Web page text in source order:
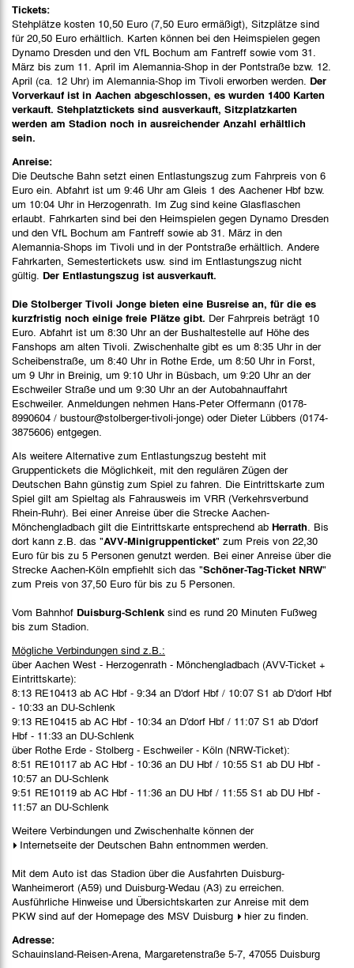
Tickets:
Stehplätze kosten 10,50 Euro (7,50 Euro ermäßigt), Sitzplätze sind
für 20,50 Euro erhältlich. Karten können bei den Heimspielen gegen
Dynamo Dresden und den VfL Bochum am Fantreff sowie vom 31.
März bis zum 11. April im Alemannia-Shop in der Pontstraße bzw. 12.
April (ca. 12 Uhr) im Alemannia-Shop im Tivoli erworben werden. Der
Vorverkauf ist in Aachen abgeschlossen, es wurden 1400 Karten
verkauft. Stehplatztickets sind ausverkauft, Sitzplatzkarten
werden am Stadion noch in ausreichender Anzahl erhältlich
sein.
Anreise:
Die Deutsche Bahn setzt einen Entlastungszug zum Fahrpreis von 6
Euro ein. Abfahrt ist um 9:46 Uhr am Gleis 1 des Aachener Hbf bzw.
um 10:04 Uhr in Herzogenrath. Im Zug sind keine Glasflaschen
erlaubt. Fahrkarten sind bei den Heimspielen gegen Dynamo Dresden
und den VfL Bochum am Fantreff sowie ab 31. März in den
Alemannia-Shops im Tivoli und in der Pontstraße erhältlich. Andere
Fahrkarten, Semestertickets usw. sind im Entlastungszug nicht
gültig. Der Entlastungszug ist ausverkauft.
Die Stolberger Tivoli Jonge bieten eine Busreise an, für die es
kurzfristig noch einige freie Plätze gibt. Der Fahrpreis beträgt 10
Euro. Abfahrt ist um 8:30 Uhr an der Bushaltestelle auf Höhe des
Fanshops am alten Tivoli. Zwischenhalte gibt es um 8:35 Uhr in der
Scheibenstraße, um 8:40 Uhr in Rothe Erde, um 8:50 Uhr in Forst,
um 9 Uhr in Breinig, um 9:10 Uhr in Büsbach, um 9:20 Uhr an der
Eschweiler Straße und um 9:30 Uhr an der Autobahnauffahrt
Eschweiler. Anmeldungen nehmen Hans-Peter Offermann (0178-
8990604 / bustour@stolberger-tivoli-jonge) oder Dieter Lübbers (0174-
3875606) entgegen.
Als weitere Alternative zum Entlastungszug besteht mit
Gruppentickets die Möglichkeit, mit den regulären Zügen der
Deutschen Bahn günstig zum Spiel zu fahren. Die Eintrittskarte zum
Spiel gilt am Spieltag als Fahrausweis im VRR (Verkehrsverbund
Rhein-Ruhr). Bei einer Anreise über die Strecke Aachen-
Mönchengladbach gilt die Eintrittskarte entsprechend ab Herrath . Bis
dort kann z.B. das "AVV-Minigruppenticket" zum Preis von 22,30
Euro für bis zu 5 Personen genutzt werden. Bei einer Anreise über die
Strecke Aachen-Köln empfiehlt sich das "Schöner-Tag-Ticket NRW"
zum Preis von 37,50 Euro für bis zu 5 Personen.
Vom Bahnhof Duisburg-Schlenk sind es rund 20 Minuten Fußweg
bis zum Stadion.
Mögliche Verbindungen sind z.B.:
über Aachen West - Herzogenrath - Mönchengladbach (AVV-Ticket +
Eintrittskarte):
8:13 RE10413 ab AC Hbf - 9:34 an D'dorf Hbf / 10:07 S1 ab D'dorf Hbf
- 10:33 an DU-Schlenk
9:13 RE10415 ab AC Hbf - 10:34 an D'dorf Hbf / 11:07 S1 ab D'dorf
Hbf - 11:33 an DU-Schlenk
über Rothe Erde - Stolberg - Eschweiler - Köln (NRW-Ticket):
8:51 RE10117 ab AC Hbf - 10:36 an DU Hbf / 10:55 S1 ab DU Hbf -
10:57 an DU-Schlenk
9:51 RE10119 ab AC Hbf - 11:36 an DU Hbf / 11:55 S1 ab DU Hbf -
11:57 an DU-Schlenk
Weitere Verbindungen und Zwischenhalte können der
Internetseite der Deutschen Bahn entnommen werden.
Mit dem Auto ist das Stadion über die Ausfahrten Duisburg-
Wanheimerort (A59) und Duisburg-Wedau (A3) zu erreichen.
Ausführliche Hinweise und Übersichtskarten zur Anreise mit dem
PKW sind auf der Homepage des MSV Duisburg
hierzu finden.
Adresse:
Schauinsland-Reisen-Arena, Margaretenstraße 5-7, 47055 Duisburg